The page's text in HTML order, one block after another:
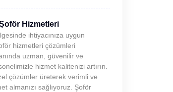
Hizmetleri
ihtiyacınıza uygun
hizmetleri çözümleri
uzman, güvenilir ve
hizmet kalitenizi artırın.
çözümler üreterek verimli ve
almanızı sağlıyoruz. Şoför